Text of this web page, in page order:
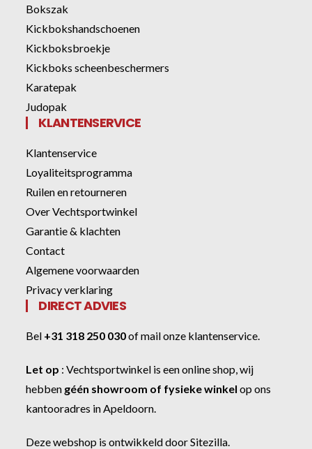
Bokszak
Kickbokshandschoenen
Kickboksbroekje
Kickboks scheenbeschermers
Karatepak
Judopak
KLANTENSERVICE
Klantenservice
Loyaliteitsprogramma
Ruilen en retourneren
Over Vechtsportwinkel
Garantie & klachten
Contact
Algemene voorwaarden
Privacy verklaring
DIRECT ADVIES
Bel +31 318 250 030ofmail onze klantenservice
Let op :Vechtsportwinkel is een online shop, wij
hebben géén showroom of fysieke winkel op ons
kantooradres in Apeldoorn.
Deze webshop is ontwikkeld doorSitezilla